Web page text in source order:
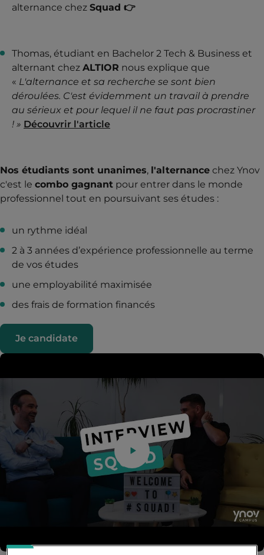
alternance chez Squad 👉
Thomas, étudiant en Bachelor 2 Tech & Business et
alternant chez ALTIOR nous explique que
« L'alternance et sa recherche se sont bien
déroulées. C'est évidemment un travail à prendre
au sérieux et pour lequel il ne faut pas procrastiner
! » Découvrir l'article
Nos étudiants sont unanimes, l'alternance chez Ynov
c'est le combo gagnant pour entrer dans le monde
professionnel tout en poursuivant ses études :
un rythme idéal
2 à 3 années d’expérience professionnelle au terme
de vos études
une employabilité maximisée
des frais de formation financés
Je candidate